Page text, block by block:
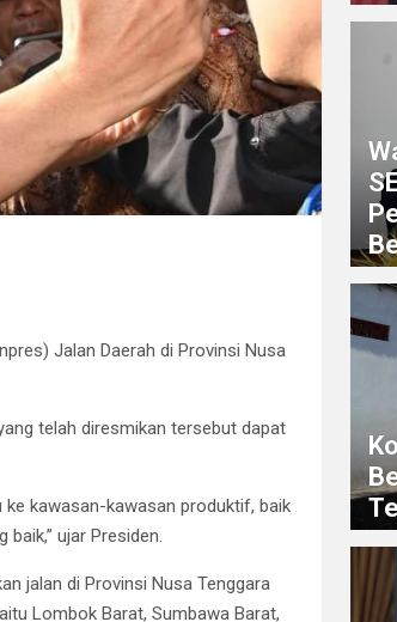
Jalan Daerah di Provinsi Nusa
telah diresmikan tersebut dapat
ke kawasan-kawasan produktif, baik
ujar Presiden.
jalan di Provinsi Nusa Tenggara
Lombok Barat, Sumbawa Barat,